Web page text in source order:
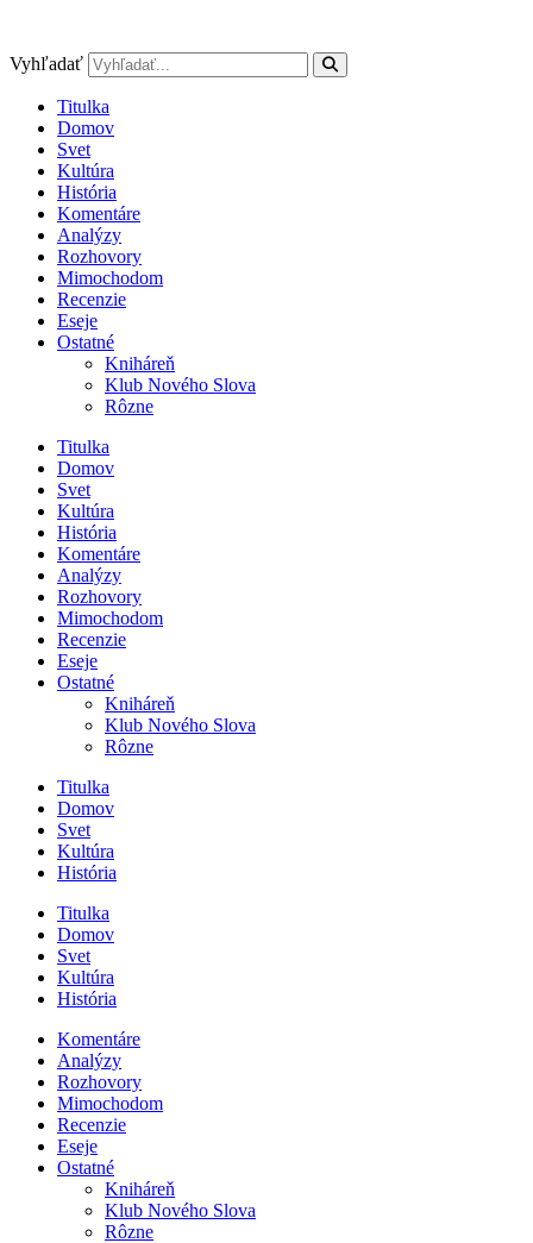
obsah
Vyhľadať
Titulka
Domov
Svet
Kultúra
História
Komentáre
Analýzy
Rozhovory
Mimochodom
Recenzie
Eseje
Ostatné
Kniháreň
Klub Nového Slova
Rôzne
Titulka
Domov
Svet
Kultúra
História
Komentáre
Analýzy
Rozhovory
Mimochodom
Recenzie
Eseje
Ostatné
Kniháreň
Klub Nového Slova
Rôzne
Titulka
Domov
Svet
Kultúra
História
Titulka
Domov
Svet
Kultúra
História
Komentáre
Analýzy
Rozhovory
Mimochodom
Recenzie
Eseje
Ostatné
Kniháreň
Klub Nového Slova
Rôzne